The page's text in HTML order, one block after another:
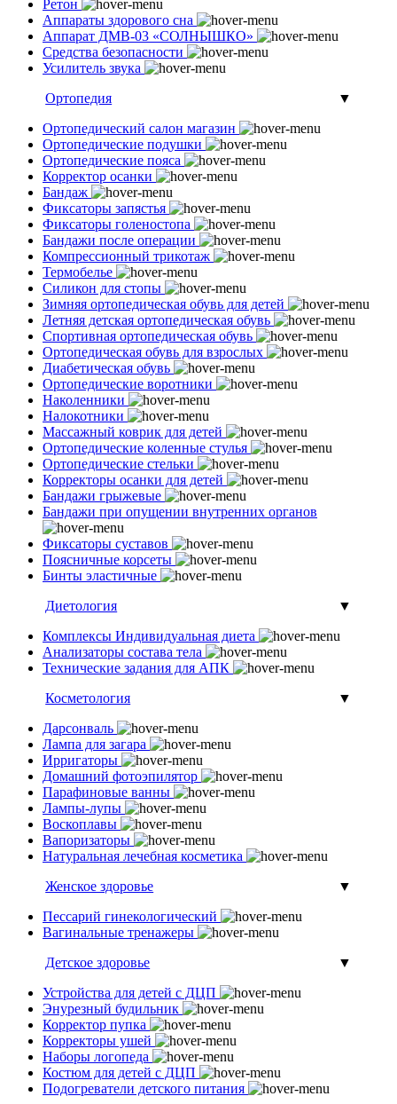
Ретон
Аппараты здорового сна
Аппарат ДМВ-03 «СОЛНЫШКО»
Средства безопасности
Усилитель звука
Ортопедия
▼
Ортопедический салон магазин
Ортопедические подушки
Ортопедические пояса
Корректор осанки
Бандаж
Фиксаторы запястья
Фиксаторы голеностопа
Бандажи после операции
Компрессионный трикотаж
Термобелье
Силикон для стопы
Зимняя ортопедическая обувь для детей
Летняя детская ортопедическая обувь
Спортивная ортопедическая обувь
Ортопедическая обувь для взрослых
Диабетическая обувь
Ортопедические воротники
Наколенники
Налокотники
Массажный коврик для детей
Ортопедические коленные стулья
Ортопедические стельки
Корректоры осанки для детей
Бандажи грыжевые
Бандажи при опущении внутренних органов
Фиксаторы суставов
Поясничные корсеты
Бинты эластичные
Диетология
▼
Комплексы Индивидуальная диета
Анализаторы состава тела
Технические задания для АПК
Косметология
▼
Дарсонваль
Лампа для загара
Ирригаторы
Домашний фотоэпилятор
Парафиновые ванны
Лампы-лупы
Воскоплавы
Вапоризаторы
Натуральная лечебная косметика
Женское здоровье
▼
Пессарий гинекологический
Вагинальные тренажеры
Детское здоровье
▼
Устройства для детей с ДЦП
Энурезный будильник
Корректор пупка
Корректоры ушей
Наборы логопеда
Костюм для детей с ДЦП
Подогреватели детского питания